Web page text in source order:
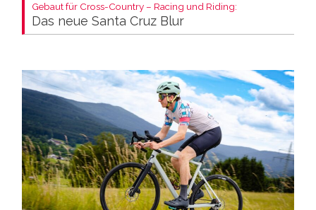
Gebaut für Cross-Country – Racing und Riding:
Das neue Santa Cruz Blur